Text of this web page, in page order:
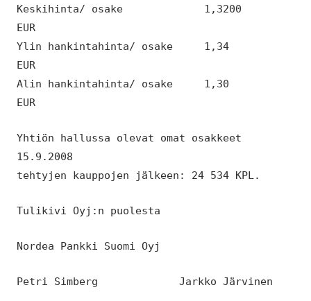
Keskihinta/ osake 1,3200
EUR
Ylin hankintahinta/ osake 1,34
EUR
Alin hankintahinta/ osake 1,30
EUR
Yhtiön hallussa olevat omat osakkeet
15.9.2008
tehtyjen kauppojen jälkeen: 24 534 KPL.
Tulikivi Oyj:n puolesta
Nordea Pankki Suomi Oyj
Petri Simberg Jarkko Järvinen